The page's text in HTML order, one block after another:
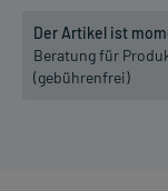
Der Artikel ist
Beratung für
(gebührenfrei)